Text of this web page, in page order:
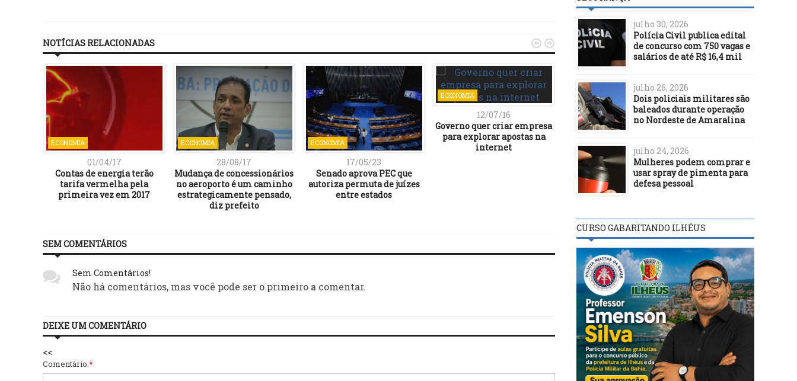
NOTÍCIAS RELACIONADAS
ECONOMIA
01/04/17
Contas de energia terão
tarifa vermelha pela
primeira vez em 2017
ECONOMIA
28/08/17
Mudança de concessionários
no aeroporto é um caminho
estrategicamente pensado,
diz prefeito
ECONOMIA
17/05/23
Senado aprova PEC que
autoriza permuta de juízes
entre estados
ECONOMIA
12/07/16
Governo quer criar empresa
para explorar apostas na
internet
11/02/21
Banco do Brasil tem lucro de
R$ 13,9 bilhões em 2020
01/08/20
BNDES contrata R$
 
SEM COMENTÁRIOS
Sem Comentários!
Não há comentários, mas você pode ser o primeiro a comentar.
DEIXE UM COMENTÁRIO
<<
Comentário:*
julho 30, 2026
Polícia Civil publica edital
de concurso com 750 vagas e
salários de até R$ 16,4 mil
julho 26, 2026
Dois policiais militares são
baleados durante operação
no Nordeste de Amaralina
julho 24, 2026
Mulheres podem comprar e
usar spray de pimenta para
defesa pessoal
CURSO GABARITANDO ILHÉUS